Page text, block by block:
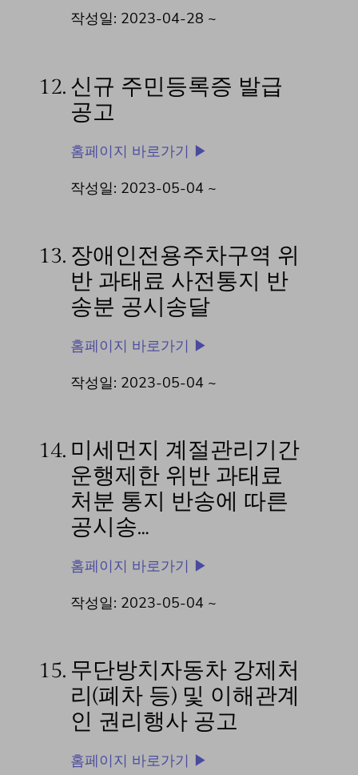
작성일: 2023-04-28 ~
12. 신규 주민등록증 발급
공고
홈페이지 바로가기 ▶
작성일: 2023-05-04 ~
13. 장애인전용주차구역 위
반 과태료 사전통지 반
송분 공시송달
홈페이지 바로가기 ▶
작성일: 2023-05-04 ~
14. 미세먼지 계절관리기간
운행제한 위반 과태료
처분 통지 반송에 따른
공시송…
홈페이지 바로가기 ▶
작성일: 2023-05-04 ~
15. 무단방치자동차 강제처
리(폐차 등) 및 이해관계
인 권리행사 공고
홈페이지 바로가기 ▶